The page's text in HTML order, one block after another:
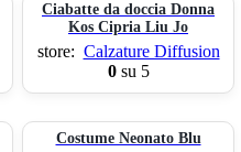
Ciabatte da doccia Donna
Kos Cipria Liu Jo
store: Calzature Diffusion
0su 5
Costume Neonato Blu